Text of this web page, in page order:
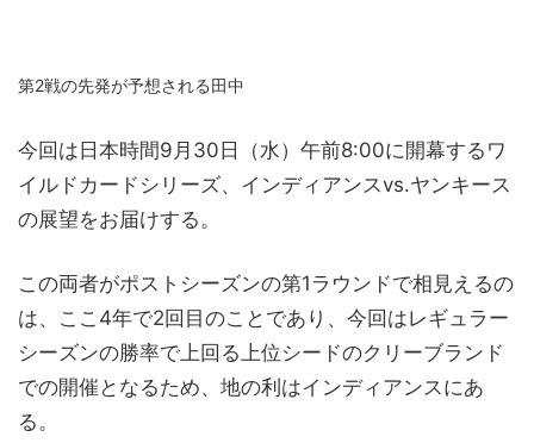
第2戦の先発が予想される田中
今回は日本時間9月30日（水）午前8:00に開幕するワ
イルドカードシリーズ、インディアンスvs.ヤンキース
の展望をお届けする。
この両者がポストシーズンの第1ラウンドで相見えるの
は、ここ4年で2回目のことであり、今回はレギュラー
シーズンの勝率で上回る上位シードのクリーブランド
での開催となるため、地の利はインディアンスにあ
る。